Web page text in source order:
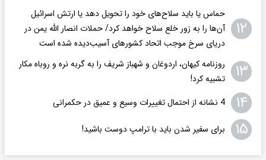
۱۲
حماس یا باید سلاح‌های خود را تحویل دهد یا ارتش اسرائیل
آن‌ها را به‌ زور خلع سلاح خواهد کرد/ حملات انصار الله یمن در
دریای سرخ موجب اتحاد کشورهای آسیب‌دیده شده است
۱۳
روزنامه کیهان، اردوغان و شهباز شریف را به گربه نره و روباه مکار
تشبیه کرد!
۱۴ 4 نشانه از احتمال تغییرات وسیع و عمیق در حکمرانی
۱۵ برای سفیر شدن باید با ترامپ دوست باشید!